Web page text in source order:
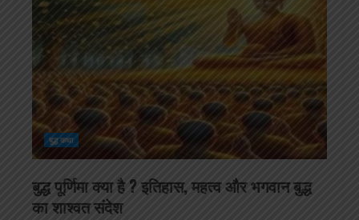
बुद्ध कथा
बुद्ध पूर्णिमा क्या है ? इतिहास, महत्व और भगवान बुद्ध
का शाश्वत संदेश